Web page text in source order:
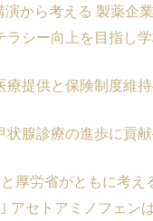
演から考える 製薬企
ラシー向上を目指し
療提供と保険制度維
状腺診療の進歩に貢
厚労省がともに考え
アセトアミノフェ